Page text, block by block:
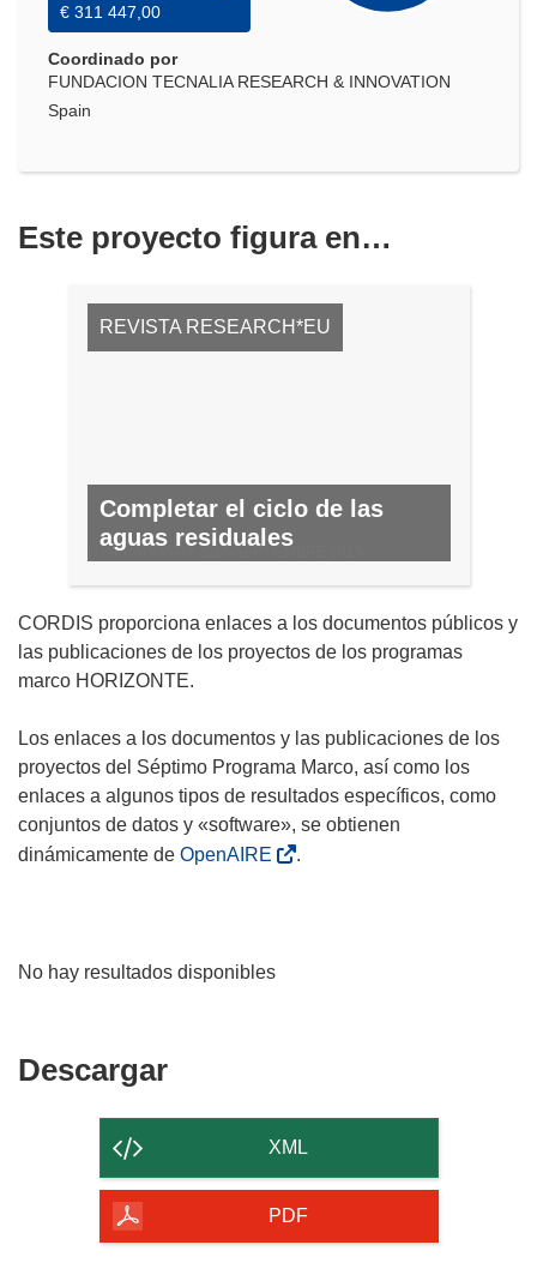
€ 311 447,00
Coordinado por
FUNDACION TECNALIA RESEARCH & INNOVATION
Spain
Este proyecto figura en…
REVISTA RESEARCH*EU
Completar el ciclo de las
aguas residuales
N.º 45, AGOSTO 2015/SEPTIEMBRE 2015
CORDIS proporciona enlaces a los documentos públicos y
las publicaciones de los proyectos de los programas
marco HORIZONTE.
Los enlaces a los documentos y las publicaciones de los
proyectos del Séptimo Programa Marco, así como los
enlaces a algunos tipos de resultados específicos, como
conjuntos de datos y «software», se obtienen
dinámicamente de OpenAIRE .
No hay resultados disponibles
DescargarDescargar
contenido
de
página
XML
PDF